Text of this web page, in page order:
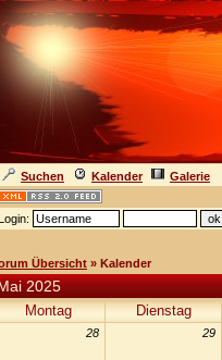
Suchen Kalender Galerie
Übersicht » Kalender
2025
Montag Dienstag
28 29